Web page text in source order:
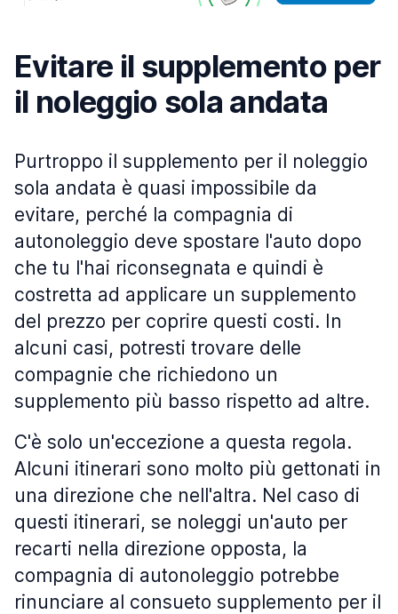
Evitare il supplemento per
il noleggio sola andata
Purtroppo il supplemento per il noleggio
sola andata è quasi impossibile da
evitare, perché la compagnia di
autonoleggio deve spostare l'auto dopo
che tu l'hai riconsegnata e quindi è
costretta ad applicare un supplemento
del prezzo per coprire questi costi. In
alcuni casi, potresti trovare delle
compagnie che richiedono un
supplemento più basso rispetto ad altre.
C'è solo un'eccezione a questa regola.
Alcuni itinerari sono molto più gettonati in
una direzione che nell'altra. Nel caso di
questi itinerari, se noleggi un'auto per
recarti nella direzione opposta, la
compagnia di autonoleggio potrebbe
rinunciare al consueto supplemento per il